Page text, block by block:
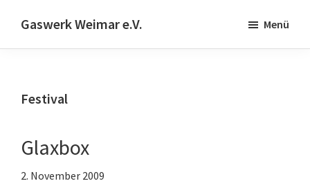
main
Fußzeile
springen
Gaswerk Weimar e.V.
|
|
Weimar
Menü
Festival
Glaxbox
2. November 2009